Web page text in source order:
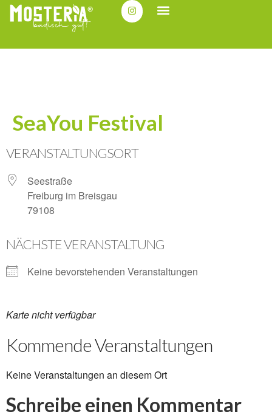
SeaYou Festival
VERANSTALTUNGSORT
Seestraße
Freiburg im Breisgau
79108
NÄCHSTE VERANSTALTUNG
Keine bevorstehenden Veranstaltungen
Karte nicht verfügbar
Kommende Veranstaltungen
Keine Veranstaltungen an diesem Ort
Schreibe einen Kommentar